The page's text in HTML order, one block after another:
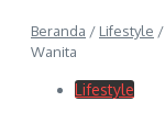
Beranda / Lifestyle /
Wanita
Lifestyle